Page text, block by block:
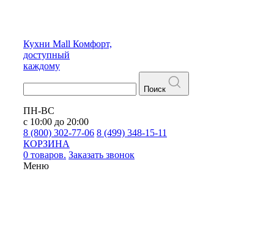
Кухни Mall Комфорт,
доступный
каждому
Поиск
ПН-ВС
с 10:00 до 20:00
8 (800) 302-77-06 8 (499) 348-15-11
КОРЗИНА
0 товаров. Заказать звонок
Меню